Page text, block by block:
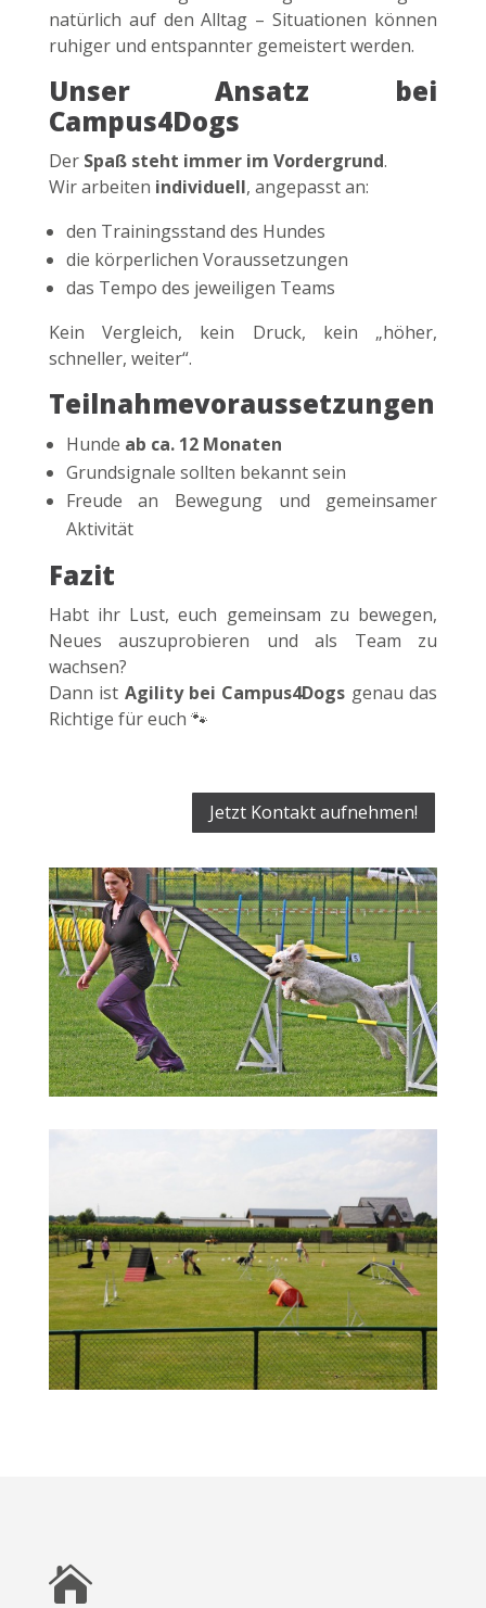
natürlich auf den Alltag – Situationen können
ruhiger und entspannter gemeistert werden.
Unser Ansatz bei
Campus4Dogs
Der Spaß steht immer im Vordergrund.
Wir arbeiten individuell, angepasst an:
den Trainingsstand des Hundes
die körperlichen Voraussetzungen
das Tempo des jeweiligen Teams
Kein Vergleich, kein Druck, kein „höher,
schneller, weiter“.
Teilnahmevoraussetzungen
Hunde ab ca. 12 Monaten
Grundsignale sollten bekannt sein
Freude an Bewegung und gemeinsamer
Aktivität
Fazit
Habt ihr Lust, euch gemeinsam zu bewegen,
Neues auszuprobieren und als Team zu
wachsen?
Dann ist Agility bei Campus4Dogs genau das
Richtige für euch 🐾
Jetzt Kontakt aufnehmen!
